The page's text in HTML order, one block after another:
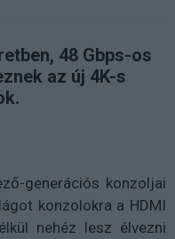
48 Gbps-os
az új 4K-s
generációs konzoljai
konzolokra a HDMI
nehéz lesz élvezni